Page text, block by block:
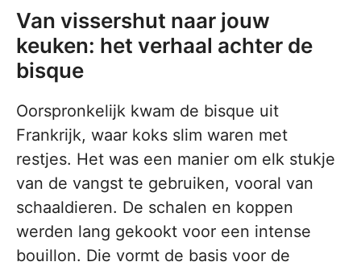
Van vissershut naar jouw
keuken: het verhaal achter de
bisque
Oorspronkelijk kwam de bisque uit
Frankrijk, waar koks slim waren met
restjes. Het was een manier om elk stukje
van de vangst te gebruiken, vooral van
schaaldieren. De schalen en koppen
werden lang gekookt voor een intense
bouillon. Die vormt de basis voor de